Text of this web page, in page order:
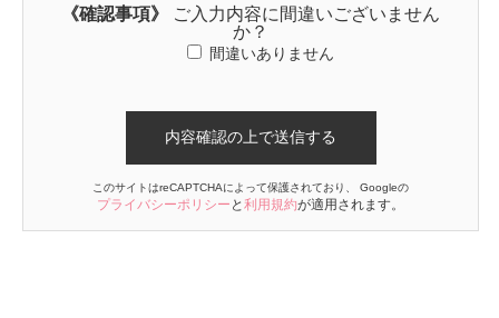
《確認事項》
ご入力内容に間違いございません
か？
間違いありません
このサイトはreCAPTCHAによって保護されており、 Googleの
プライバシーポリシー と 利用規約が適用されます。